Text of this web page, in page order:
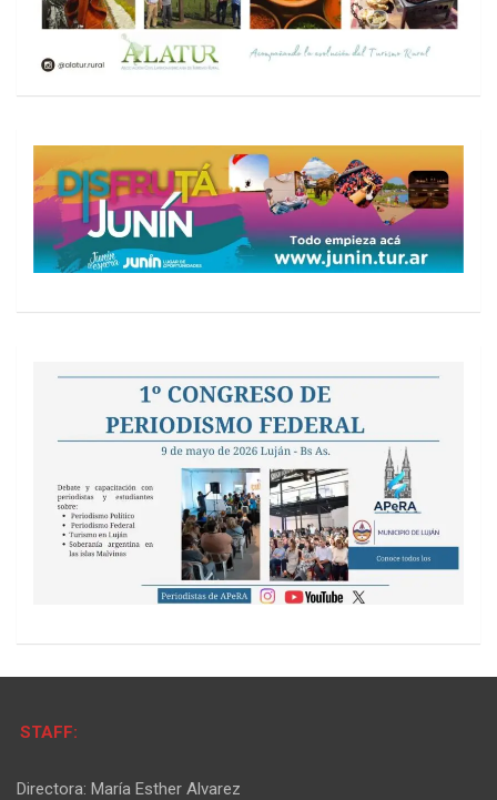
STAFF:
Directora: María Esther Alvarez